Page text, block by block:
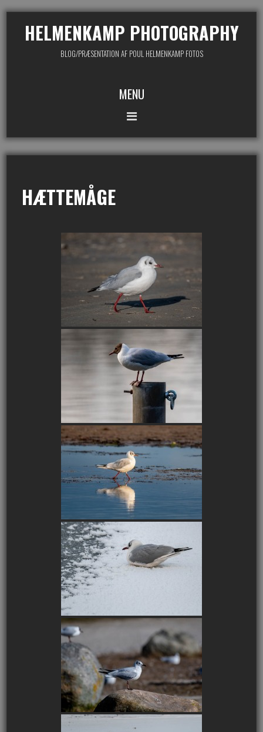
HELMENKAMP PHOTOGRAPHY
BLOG/PRÆSENTATION AF POUL HELMENKAMP FOTOS
MENU
HÆTTEMÅGE